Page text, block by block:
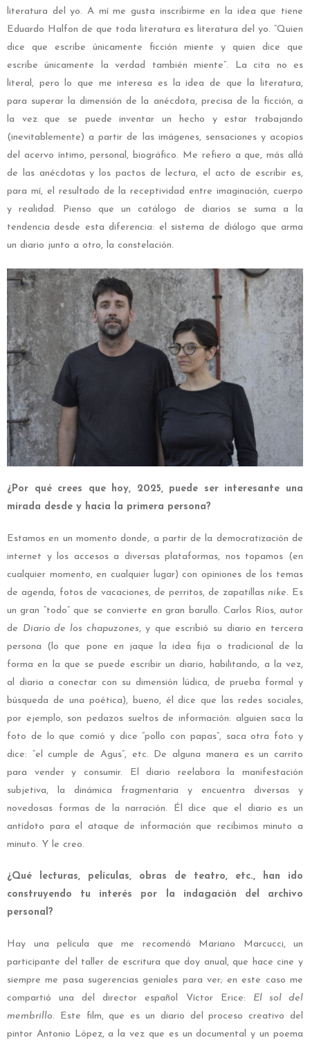
literatura del yo. A mí me gusta inscribirme en la idea que tiene
Eduardo Halfon de que toda literatura es literatura del yo. “Quien
dice que escribe únicamente ficción miente y quien dice que
escribe únicamente la verdad también miente”. La cita no es
literal, pero lo que me interesa es la idea de que la literatura,
para superar la dimensión de la anécdota, precisa de la ficción, a
la vez que se puede inventar un hecho y estar trabajando
(inevitablemente) a partir de las imágenes, sensaciones y acopios
del acervo íntimo, personal, biográfico. Me refiero a que, más allá
de las anécdotas y los pactos de lectura, el acto de escribir es,
para mí, el resultado de la receptividad entre imaginación, cuerpo
y realidad. Pienso que un catálogo de diarios se suma a la
tendencia desde esta diferencia: el sistema de diálogo que arma
un diario junto a otro, la constelación.
¿Por qué crees que hoy, 2025, puede ser interesante una
mirada desde y hacia la primera persona?
Estamos en un momento donde, a partir de la democratización de
internet y los accesos a diversas plataformas, nos topamos (en
cualquier momento, en cualquier lugar) con opiniones de los temas
de agenda, fotos de vacaciones, de perritos, de zapatillas nike. Es
un gran “todo” que se convierte en gran barullo. Carlos Ríos, autor
de Diario de los chapuzones, y que escribió su diario en tercera
persona (lo que pone en jaque la idea fija o tradicional de la
forma en la que se puede escribir un diario, habilitando, a la vez,
al diario a conectar con su dimensión lúdica, de prueba formal y
búsqueda de una poética), bueno, él dice que las redes sociales,
por ejemplo, son pedazos sueltos de información: alguien saca la
foto de lo que comió y dice “pollo con papas”, saca otra foto y
dice: “el cumple de Agus”, etc. De alguna manera es un carrito
para vender y consumir. El diario reelabora la manifestación
subjetiva, la dinámica fragmentaria y encuentra diversas y
novedosas formas de la narración. Él dice que el diario es un
antídoto para el ataque de información que recibimos minuto a
minuto. Y le creo.
¿Qué lecturas, películas, obras de teatro, etc., han ido
construyendo tu interés por la indagación del archivo
personal?
Hay una película que me recomendó Mariano Marcucci, un
participante del taller de escritura que doy anual, que hace cine y
siempre me pasa sugerencias geniales para ver; en este caso me
compartió una del director español Víctor Erice: El sol del
membrillo. Este film, que es un diario del proceso creativo del
pintor Antonio López, a la vez que es un documental y un poema